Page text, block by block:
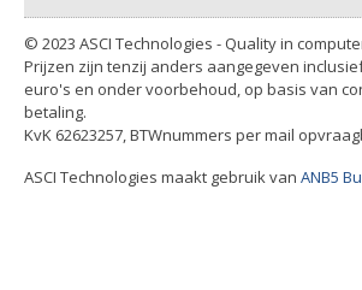
© 2023 ASCI Technologies - Quality in
Prijzen zijn tenzij anders aangegeven inclusief
euro's en onder voorbehoud, op basis van
betaling.
KvK 62623257, BTWnummers per mail
ASCI Technologies maakt gebruik van ANB5